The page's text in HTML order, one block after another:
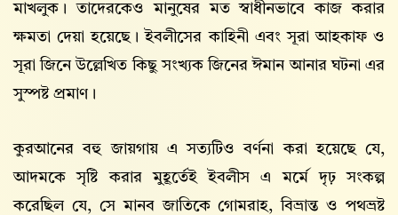
মাখলুক। তাদেরকেও মানুষের মত স্বাধীনভাবে কাজ করার
ক্ষমতা দেয়া হয়েছে। ইবলীসের কাহিনী এবং সূরা আহকাফ ও
সূরা জিনে উল্লেখিত কিছু সংখ্যক জিনের ঈমান আনার ঘটনা এর
সুস্পষ্ট প্রমাণ।
কুরআনের বহু জায়গায় এ সত্যটিও বর্ণনা করা হয়েছে যে,
আদমকে সৃষ্টি করার মুহূর্তেই ইবলীস এ মর্মে দৃঢ় সংকল্প
করেছিল যে, সে মানব জাতিকে গোমরাহ, বিভ্রান্ত ও পথভ্রষ্ট